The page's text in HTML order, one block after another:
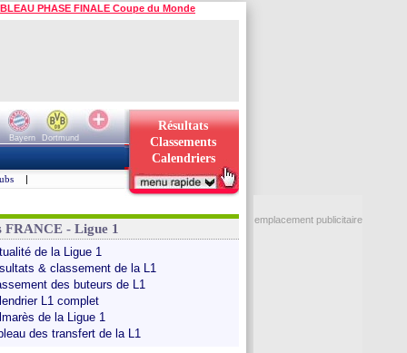
PHASE FINALE Coupe du Monde
Bayern
Dortmund
Résultats
Classements
Calendriers
|
FRANCE - Ligue 1
de la Ligue 1
& classement de la L1
des buteurs de L1
L1 complet
de la Ligue 1
des transfert de la L1
emplacement publicitaire